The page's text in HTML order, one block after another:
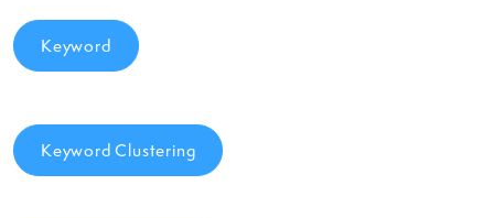
Keyword
Keyword Clustering